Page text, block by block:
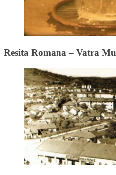
Resita Romana – Vatra